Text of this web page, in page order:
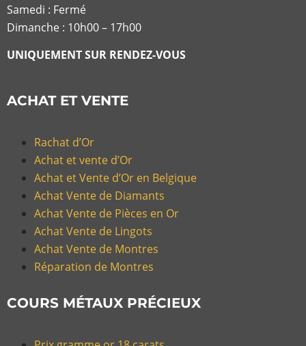
Samedi : Fermé
Dimanche : 10h00 – 17h00
UNIQUEMENT SUR RENDEZ-VOUS
ACHAT ET VENTE
Rachat d’Or
Achat et vente d’Or
Achat et Vente d’Or en Belgique
Achat Vente de Diamants
Achat Vente de Pièces en Or
Achat Vente de Lingots
Achat Vente de Montres
Réparation de Montres
COURS MÉTAUX PRÉCIEUX